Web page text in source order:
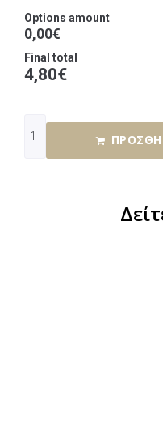
Options amount
0,00€
Final total
4,80€